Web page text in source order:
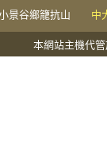
小景谷鄉籠抗山 中
本網站主機代